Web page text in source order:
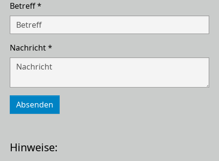
Hinweise:
Betreff*
Nachricht*
Absenden